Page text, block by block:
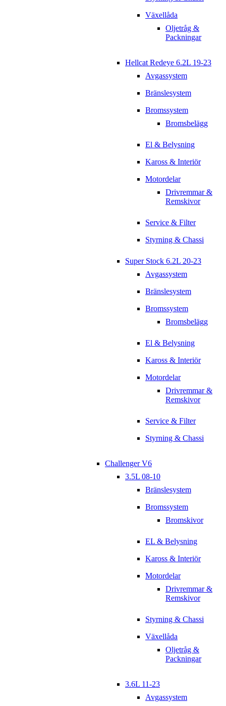
Växellåda
Oljetråg &
Packningar
Hellcat Redeye 6.2L 19-23
Avgassystem
Bränslesystem
Bromssystem
Bromsbelägg
El & Belysning
Kaross & Interiör
Motordelar
Drivremmar &
Remskivor
Service & Filter
Styrning & Chassi
Super Stock 6.2L 20-23
Avgassystem
Bränslesystem
Bromssystem
Bromsbelägg
El & Belysning
Kaross & Interiör
Motordelar
Drivremmar &
Remskivor
Service & Filter
Styrning & Chassi
Challenger V6
3.5L 08-10
Bränslesystem
Bromssystem
Bromskivor
EL & Belysning
Kaross & Interiör
Motordelar
Drivremmar &
Remskivor
Styrning & Chassi
Växellåda
Oljetråg &
Packningar
3.6L 11-23
Avgassystem